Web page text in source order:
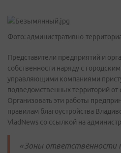
Фото: административно-
Представители предприятий и
собственности наряду с
управляющими компаниями
подведомственных территорий от
Организовать эти работы
правилам благоустройства
VladNews со ссылкой на
«Зоны ответственности